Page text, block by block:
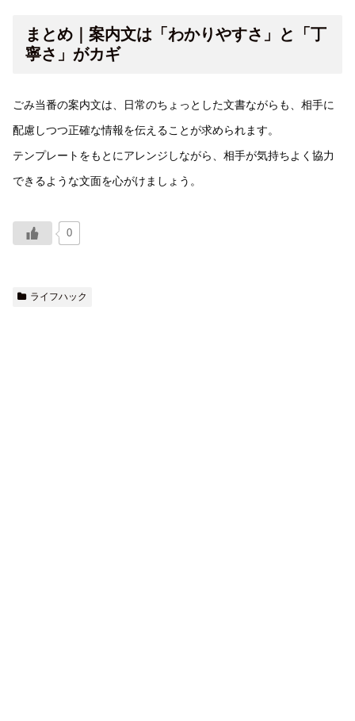
まとめ｜案内文は「わかりやすさ」と「丁
寧さ」がカギ
ごみ当番の案内文は、日常のちょっとした文書ながらも、相手に
配慮しつつ正確な情報を伝えることが求められます。
テンプレートをもとにアレンジしながら、相手が気持ちよく協力
できるような文面を心がけましょう。
0
ライフハック